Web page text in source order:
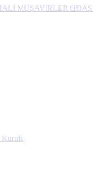
Kurulu